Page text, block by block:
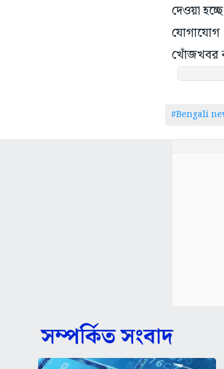
দেওয়া
যোগাযোগ
খোঁজখবর
#Bengali
সম্পর্কিত সংবাদ